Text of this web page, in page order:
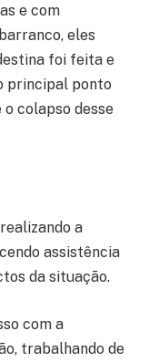
e com
eles
foi feita e
principal ponto
colapso desse
a
assistência
da situação.
com a
trabalhando de